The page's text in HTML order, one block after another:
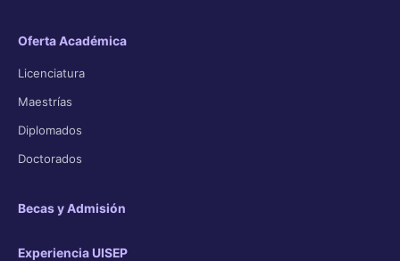
Oferta Académica
Licenciatura
Maestrías
Diplomados
Doctorados
Becas y Admisión
Experiencia UISEP